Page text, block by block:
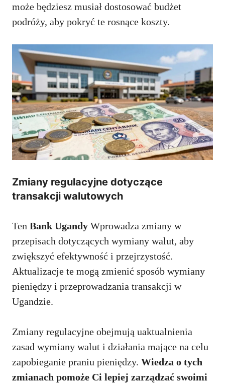
może będziesz musiał dostosować budżet
podróży, aby pokryć te rosnące koszty.
Zmiany regulacyjne dotyczące
transakcji walutowych
Ten Bank Ugandy Wprowadza zmiany w
przepisach dotyczących wymiany walut, aby
zwiększyć efektywność i przejrzystość.
Aktualizacje te mogą zmienić sposób wymiany
pieniędzy i przeprowadzania transakcji w
Ugandzie.
Zmiany regulacyjne obejmują uaktualnienia
zasad wymiany walut i działania mające na celu
zapobieganie praniu pieniędzy. Wiedza o tych
zmianach pomoże Ci lepiej zarządzać swoimi